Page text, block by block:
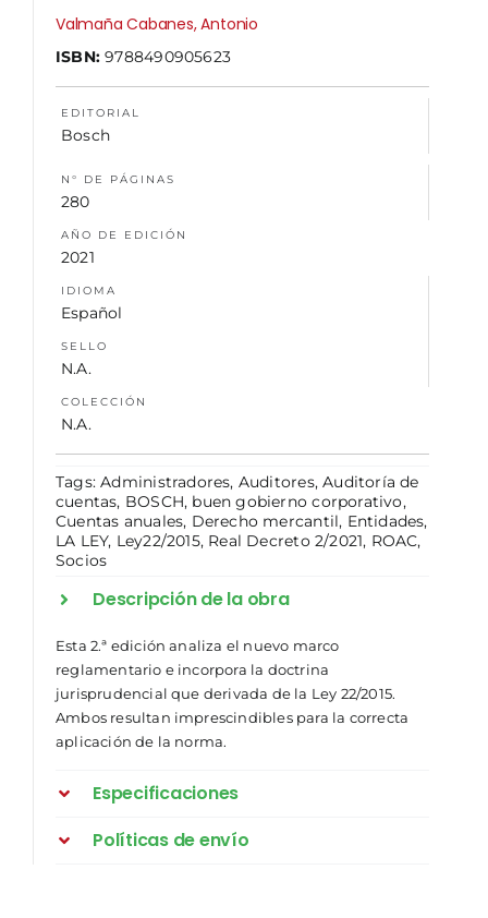
NOSOTROS
Valmaña Cabanes, Antonio
ISBN:9788490905623
EDITORIAL
Bosch
N° DE PÁGINAS
280
AÑO DE EDICIÓN
2021
IDIOMA
Español
SELLO
N.A.
COLECCIÓN
N.A.
Tags:Administradores, Auditores,Auditoría de
cuentas, BOSCH, buen gobierno corporativo,
Cuentas anuales, Derecho mercantil, Entidades,
LA LEY, Ley22/2015, Real Decreto 2/2021, ROAC,
Socios
Descripción de la obra
Esta 2.ª edición analiza el nuevo marco
reglamentario e incorpora la doctrina
jurisprudencial que derivada de la Ley 22/2015.
Ambos resultan imprescindibles para la correcta
aplicación de la norma.
Especificaciones
Políticas de envío